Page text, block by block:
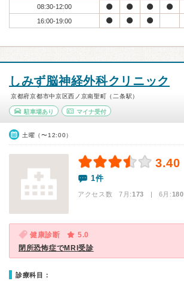
08:30-12:00
16:00-19:00
しみず脳神経外科クリニック
京都府京都市中京区西ノ京南聖町（二条駅）
駐車場あり マイナ受付
土曜（〜12:00）
3.40
1件
アクセス数 7月:173 | 6月:180
健康診断
5.0
閉所恐怖症でMRI受診
診療科目：